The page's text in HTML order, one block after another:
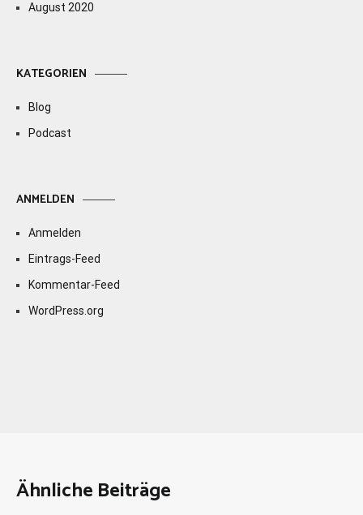
August 2020
KATEGORIEN
Blog
Podcast
ANMELDEN
Anmelden
Eintrags-Feed
Kommentar-Feed
WordPress.org
Ähnliche Beiträge